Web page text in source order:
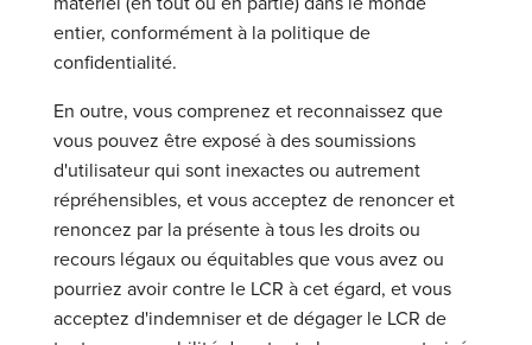
entier, conformément à la politique de
confidentialité.
En outre, vous comprenez et reconnaissez que
vous pouvez être exposé à des soumissions
d'utilisateur qui sont inexactes ou autrement
répréhensibles, et vous acceptez de renoncer et
renoncez par la présente à tous les droits ou
recours légaux ou équitables que vous avez ou
pourriez avoir contre le LCR à cet égard, et vous
acceptez d'indemniser et de dégager le LCR de